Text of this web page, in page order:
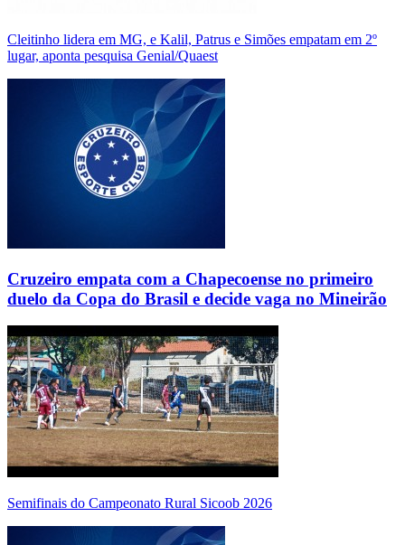
Cleitinho lidera em MG, e Kalil, Patrus e Simões empatam em 2º
lugar, aponta pesquisa Genial/Quaest
Cruzeiro empata com a Chapecoense no primeiro
duelo da Copa do Brasil e decide vaga no Mineirão
Semifinais do Campeonato Rural Sicoob 2026